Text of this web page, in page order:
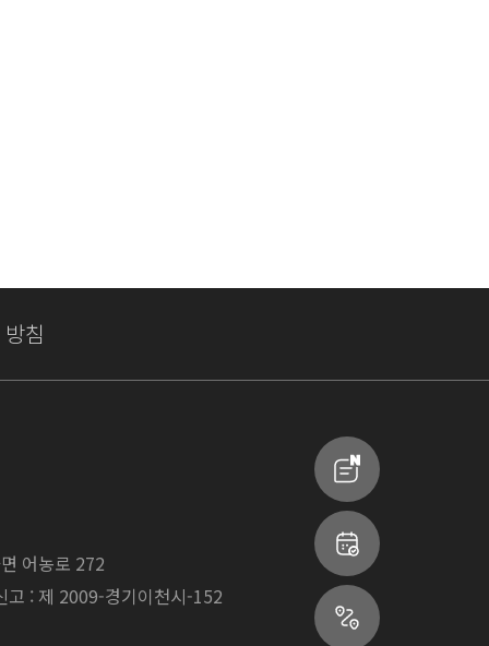
침
어농로 272
고 : 제 2009-경기이천시-152